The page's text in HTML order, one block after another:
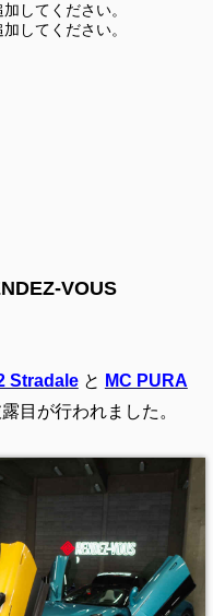
VOUS
Stradaleと MC PURA
目が行われました。